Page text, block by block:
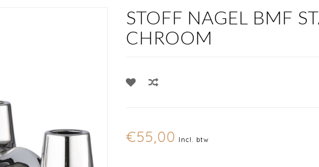
STOFF NAGEL BMF
CHROOM
€55,00 Incl. btw